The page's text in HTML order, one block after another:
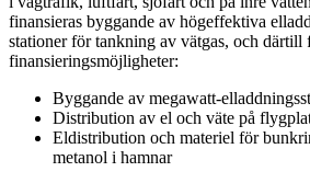
finansieras byggande av högeffektiva
stationer för tankning av vätgas, och därtill
finansieringsmöjligheter:
Byggande av megawatt-
Distribution av el och väte på
Eldistribution och materiel för
metanol i hamnar